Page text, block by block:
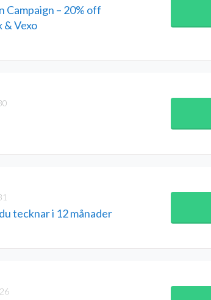
Campaign – 20% off
& Vexo
tecknar i 12 månader